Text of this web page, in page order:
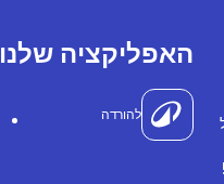
האפליקציה שלנו
להורדה